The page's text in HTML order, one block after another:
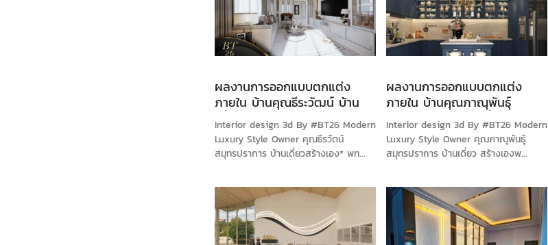
ผลงานการออกแบบตกแต่ง
ภายใน บ้านคุณธีระวัฒน์ บ้าน
เดี่ยว สมุทรปราการ
Interior design 3d By #BT26 Modern
Luxury Style Owner คุณธีรวัตน์
สมุทรปราการ บ้านเดี่ยวสร้างเอง* พท...
ผลงานการออกแบบตกแต่ง
ภายใน บ้านคุณภาณุพันธุ์
สมุทรปราการ บ้านเดี่ยว
Interior design 3d By #BT26 Modern
Luxury Style Owner คุณภาณุพันธุ์
สมุทรปราการ บ้านเดี่ยว สร้างเองพ...